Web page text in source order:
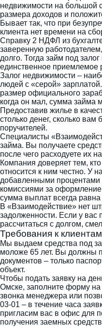
недвижимости на большой
размера доходов и
Бывает так, что при
клиента нет времени на
Справку 2 НДФЛ из
заверенную
долго. Тогда займ под
единственное приемлемое
Залог недвижимости –
людей с «серой»
размер официального
когда он мал, сумма займа
Предоставив жилье в
столько денег, сколько вам
поручителей.
Специалисты
займа. Вы получаете
после чего расходуете их
Компания доверяет тем,
относится к ним честно. У
добавленными
комиссиями за
сумма выплат всегда равна
В «Взаимодействие» нет
задолженности. Если у вас
рассчитаться с долгом,
Требования к
Мы выдаем средства под
моложе 65 лет. Вы должны
документов – только
объект.
Чтобы подать заявку на
Омске, заполните форму
звонка менеджера или
03-01 – в течение часа
пригласим вас в офис для
получения заемных